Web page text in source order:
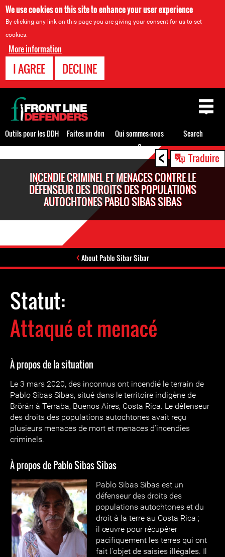
We use cookies on this site to enhance your user experience
By clicking any link on this page you are giving your consent for us to set
cookies.
More information
I AGREE DECLINE
< Traduire
INCENDIE CRIMINEL ET MENACES CONTRE LE
DÉFENSEUR DES DROITS DES POPULATIONS
AUTOCHTONES PABLO SIBAS SIBAS
About Pablo Sibar Sibar
Statut:
Attaqué et menacé
À propos de la situation
Le 3 mars 2020, des inconnus ont incendié le terrain de
Pablo Sibas Sibas, situé dans le territoire indigène de
Brörán à Térraba, Buenos Aires, Costa Rica. Le défenseur
des droits des populations autochtones avait reçu
plusieurs menaces de mort et menaces d'incendies
criminels.
À propos de Pablo Sibas Sibas
Pablo Sibas Sibas est un
défenseur des droits des
populations autochtones et du
droit à la terre au Costa Rica ;
il œuvre pour récupérer
pacifiquement les terres qui ont
fait l'objet de saisies illégales. Il
Back
to
top
Outils pour les DDH Faites un don
Qui sommes-nous
?
Search